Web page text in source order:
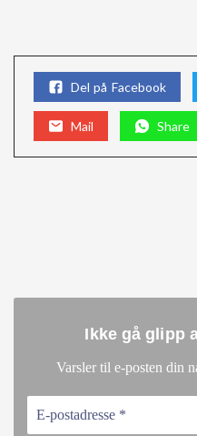
Del på Facebook
Mail Share
Ikke gå glipp
Varsler til e-posten din